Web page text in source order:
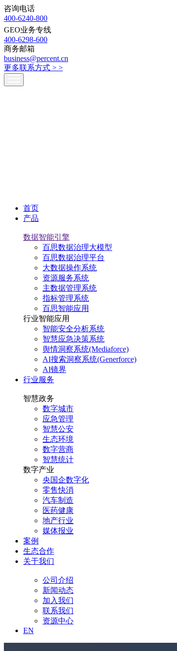
咨询电话
400-6240-800
GEO业务专线
400-6298-600
商务邮箱
business@percent.cn
更多联系方式 > >
首页
产品
数据智能引擎
百思数据治理大模型
百思数据治理平台
大数据操作系统
资源服务系统
主数据管理系统
指标管理系统
百思智能应用
行业智能应用
智能安全分析系统
智慧应急决策系统
舆情洞察系统(Mediaforce)
AI搜索洞察系统(Generforce)
AI镜界
行业服务
智慧政务
数字城市
应急管理
智慧公安
生态环境
数字营商
智慧统计
数字产业
央国企数字化
零售快消
汽车制造
医药健康
地产行业
媒体报业
案例
生态合作
关于我们
公司介绍
新闻动态
加入我们
联系我们
资源中心
EN